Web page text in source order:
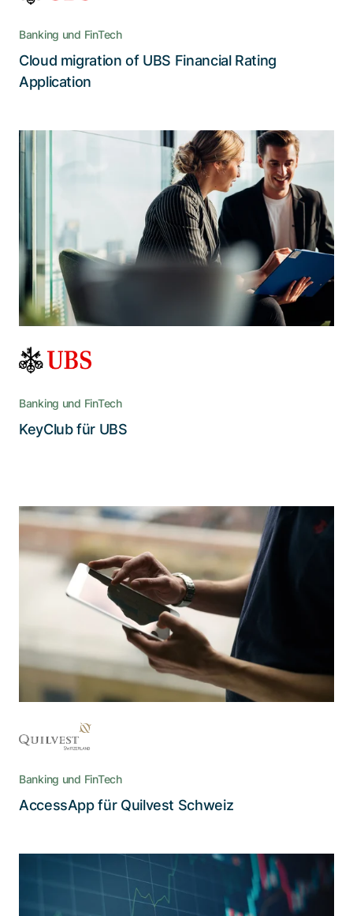
Lesen Sie die Story
Banking und FinTech
Cloud migration of UBS Financial Rating
Application
Adnovum bringt die beliebte
Kundenbindungs-App auf die Höhe
der Digitalisierung
Dank komplettem Neudesign setzt der KeyClub
mit verbesserter Stabilität, Schnelligkeit,
Funktionalität und Flexibilität seine
Erfolgsgeschichte fort
Banking und FinTech
KeyClub für UBS
Für Adnovum sind hohe
Datensicherheit und ein angenehmes
Nutzererlebnis kein Widerspruch
Die AccessApp vereint die Einhaltung der
strengen Sicherheitsrichtlinien im E-Banking mit
dem Bedienungskomfort, den Nutzende
heutzutage erwarten
Lesen Sie die Story
Banking und FinTech
AccessApp für Quilvest Schweiz
Nachhaltig Investieren mit einer
automatisierten und